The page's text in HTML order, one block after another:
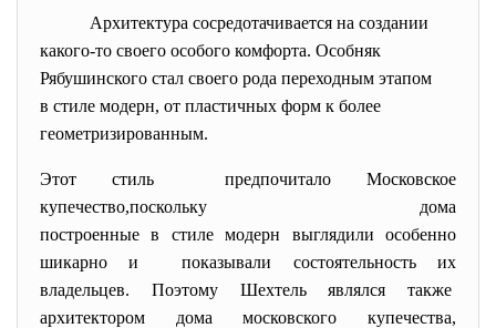
Архитектура сосредотачивается на создании
какого-то своего особого комфорта. Особняк
Рябушинского стал своего рода переходным этапом
в стиле модерн, от пластичных форм к более
геометризированным.
Этот стиль предпочитало Московское
купечество,поскольку дома
построенные в стиле модерн выглядили особенно
шикарно и показывали состоятельность их
владельцев. Поэтому Шехтель являлся также
архитектором дома московского купечества,